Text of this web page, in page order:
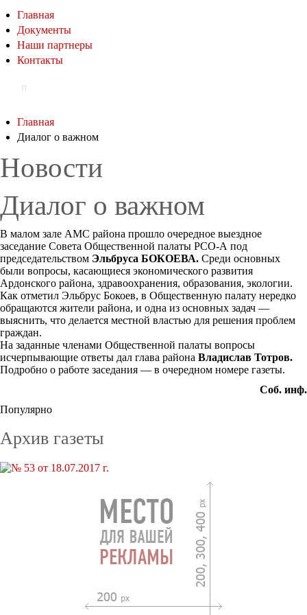
Главная
Документы
Наши партнеры
Контакты
Главная
Диалог о важном
Новости
Диалог о важном
В малом зале АМС района прошло очередное выездное
заседание Совета Общественной палаты РСО-А под
председательством Эльбруса БОКОЕВА. Среди основных
были вопросы, касающиеся экономического развития
Ардонского района, здравоохранения, образования, экологии.
Как отметил Эльбрус Бокоев, в Общественную палату нередко
обращаются жители района, и одна из основных задач —
выяснить, что делается местной властью для решения проблем
граждан.
На заданные членами Общественной палаты вопросы
исчерпывающие ответы дал глава района Владислав Тотров.
Подробно о работе заседания — в очередном номере газеты.
Соб. инф.
Популярно
Архив газеты